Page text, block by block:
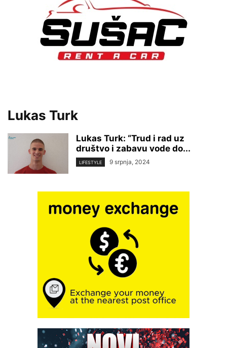
Lukas Turk
Lukas Turk: “Trud i rad uz
društvo i zabavu vode do...
LIFESTYLE 9 srpnja, 2024